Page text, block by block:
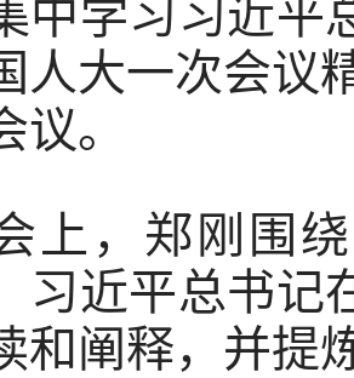
中学习习近平
人大一次会议
议。
，郑刚围绕
习近平总书记
和阐释，并提